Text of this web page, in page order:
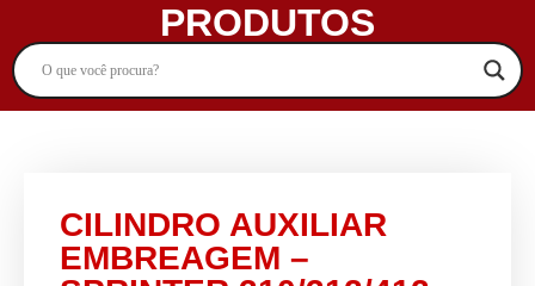
PRODUTOS
CILINDRO AUXILIAR
EMBREAGEM –